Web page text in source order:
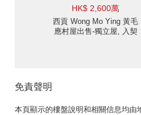
HK$ 2,600萬
西貢 Wong Mo Ying 黃毛
應村屋出售-獨立屋, 入契
免責聲明
本頁顯示的樓盤說明和相關信息均由